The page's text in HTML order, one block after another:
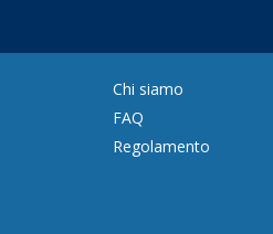
Chi siamo
FAQ
Regolamento